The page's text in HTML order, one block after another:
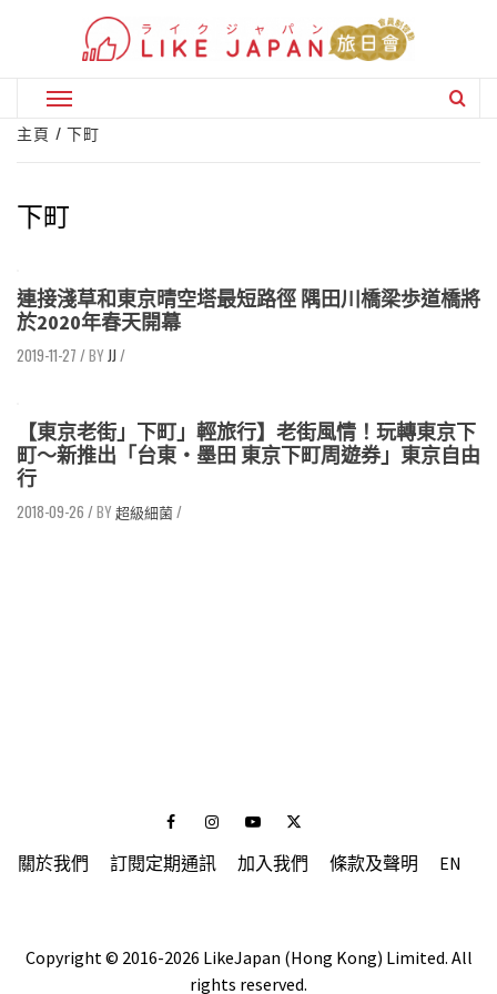
Primary
Menu
主頁 下町
下町
連接淺草和東京晴空塔最短路徑 隅田川橋梁歩道橋將
於2020年春天開幕
2019-11-27 / JJ /
【東京老街」下町」輕旅行】老街風情！玩轉東京下
町～新推出「台東・墨田 東京下町周遊券」東京自由
行
2018-09-26 / 超級細菌/
FacebookInstagramYoutubeTwitter
關於我們 訂閱定期通訊 加入我們 條款及聲明 EN
Copyright © 2016-2026 LikeJapan (Hong Kong) Limited. All
rights reserved.